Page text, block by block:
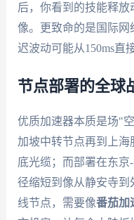
后，你看到的技能释放
像。更致命的是国际
迟波动可能从150ms直
节点部署的全球
优质加速器本质是场"
加坡中转节点再到上
底光缆；而部署在东
径缩短到像从静安寺到
线节点，需要像番茄加